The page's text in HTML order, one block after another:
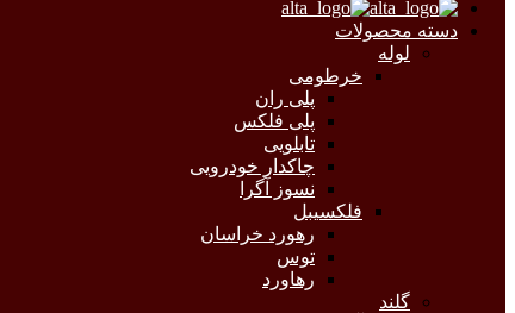
دسته محصولات
لوله
خرطومی
پلی ران
پلی فلکس
تابلویی
چاکدار خودرویی
نسوز آگرا
فلکسیبل
رهورد خراسان
توس
رهاورد
گلند